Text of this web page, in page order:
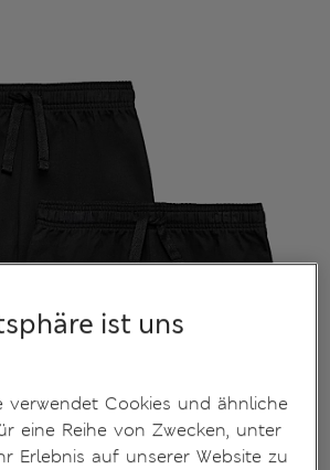
ist uns
verwendet Cookies und ähnliche
eine Reihe von Zwecken, unter
Erlebnis auf unserer Website zu